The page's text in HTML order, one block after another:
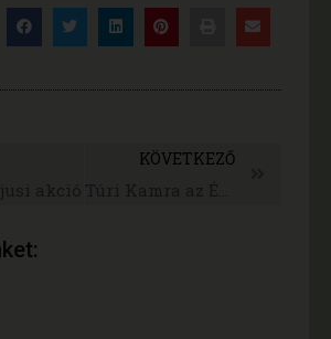
KÖVETKEZŐ